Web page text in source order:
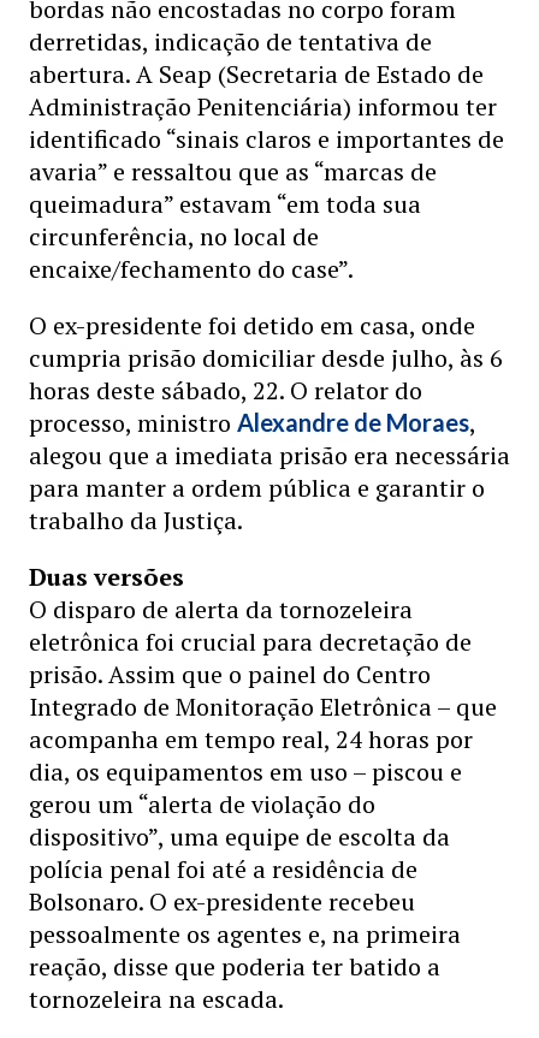
bordas não encostadas no corpo foram
derretidas, indicação de tentativa de
abertura. A Seap (Secretaria de Estado de
Administração Penitenciária) informou ter
identificado “sinais claros e importantes de
avaria” e ressaltou que as “marcas de
queimadura” estavam “em toda sua
circunferência, no local de
encaixe/fechamento do case”.
O ex-presidente foi detido em casa, onde
cumpria prisão domiciliar desde julho, às 6
horas deste sábado, 22. O relator do
processo, ministro Alexandre de Moraes,
alegou que a imediata prisão era necessária
para manter a ordem pública e garantir o
trabalho da Justiça.
Duas versões
O disparo de alerta da tornozeleira
eletrônica foi crucial para decretação de
prisão. Assim que o painel do Centro
Integrado de Monitoração Eletrônica – que
acompanha em tempo real, 24 horas por
dia, os equipamentos em uso – piscou e
gerou um “alerta de violação do
dispositivo”, uma equipe de escolta da
polícia penal foi até a residência de
Bolsonaro. O ex-presidente recebeu
pessoalmente os agentes e, na primeira
reação, disse que poderia ter batido a
tornozeleira na escada.